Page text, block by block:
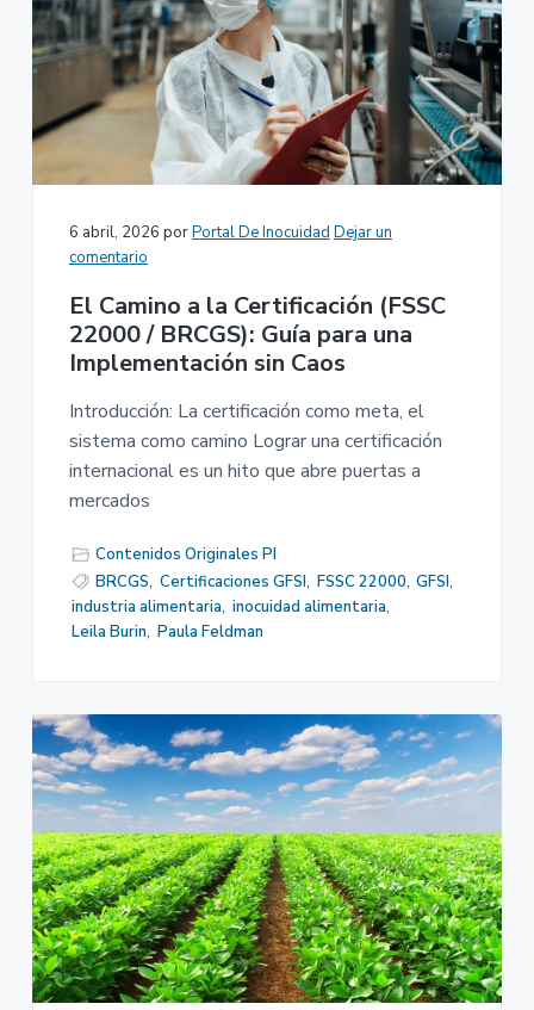
6 abril, 2026 porPortal De Inocuidad Dejar un
comentario
El Camino a la Certificación (FSSC
22000 / BRCGS): Guía para una
Implementación sin Caos
Introducción: La certificación como meta, el
sistema como camino Lograr una certificación
internacional es un hito que abre puertas a
mercados
Contenidos Originales PI
BRCGS, Certificaciones GFSI, FSSC 22000, GFSI,
industria alimentaria, inocuidad alimentaria,
Leila Burin, Paula Feldman